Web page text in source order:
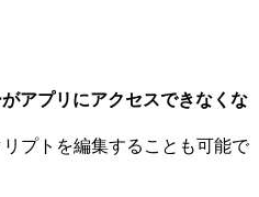
アプリにアクセスできなくな
プトを編集することも可能で